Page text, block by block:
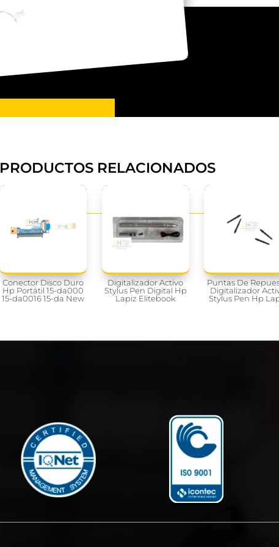
PRODUCTOS RELACIONADOS
Conector Disco Duro
Hp Portátil 15-da000
15-da0016 15-da New
Digitalizador Activo
Stylus Pen Digital Hp
Lapiz Elitebook
Puntas De
Digitalizador
Stylus Pen Hp